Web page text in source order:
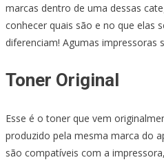
marcas dentro de uma dessas
conhecer quais são e no que elas
diferenciam! Agumas impressoras
Toner Original
Esse é o toner que vem
produzido pela mesma marca do
são compatíveis com a